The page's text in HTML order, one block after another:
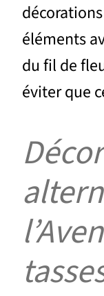
éléments
du fil de
éviter que